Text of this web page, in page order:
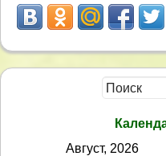
Август, 2026